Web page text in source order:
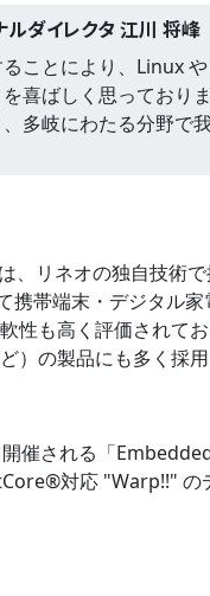
ダイレクタ 江川 将峰
ことにより、Linux
喜ばしく思っており
多岐にわたる分野で
、リネオの独自技術
携帯端末・デジタル
性も高く評価されて
の製品にも多く採用
催される「
対応 "Warp!!" の